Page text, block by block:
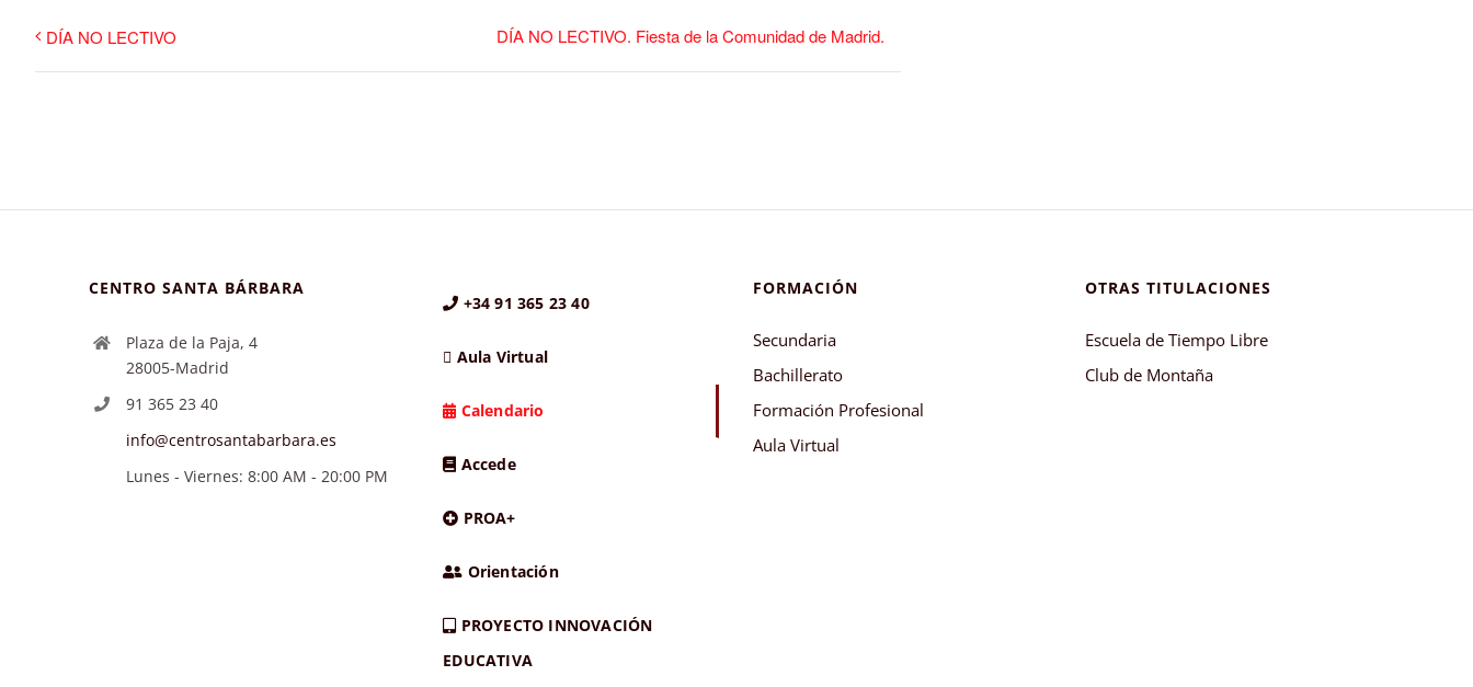
DÍA NO LECTIVO DÍA NO LECTIVO. Fiesta de la Comunidad de Madrid.
CENTRO SANTA BÁRBARA
Plaza de la Paja, 4
28005-Madrid
91 365 23 40
info@centrosantabarbara.es
Lunes - Viernes: 8:00 AM - 20:00 PM
+34 91 365 23 40
Aula Virtual
Calendario
Accede
PROA+
Orientación
PROYECTO INNOVACIÓN
EDUCATIVA
FORMACIÓN
Secundaria
Bachillerato
Formación Profesional
Aula Virtual
OTRAS TITULACIONES
Escuela de Tiempo Libre
Club de Montaña